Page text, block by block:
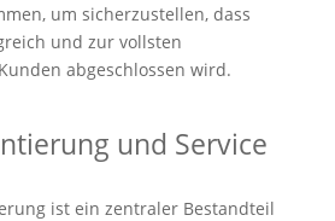
um sicherzustellen, dass
und zur vollsten
abgeschlossen wird.
und Service
ist ein zentraler Bestandteil